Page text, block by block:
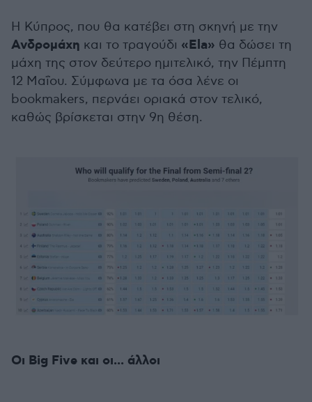
Η Κύπρος, που θα κατέβει στη σκηνή με την
Ανδρομάχη και το τραγούδι «Ela» θα δώσει τη
μάχη της στον δεύτερο ημιτελικό, την Πέμπτη
12 Μαΐου. Σύμφωνα με τα όσα λένε οι
bookmakers, περνάει οριακά στον τελικό,
καθώς βρίσκεται στην 9η θέση.
Οι Big Five και οι... άλλοι